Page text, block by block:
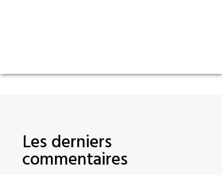
Les derniers
commentaires